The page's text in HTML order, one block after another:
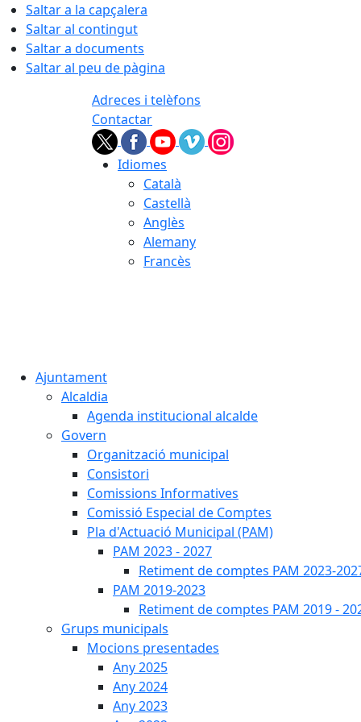
Saltar a la capçalera
Saltar al contingut
Saltar a documents
Saltar al peu de pàgina
Adreces i telèfons
Contactar
Idiomes
Català
Castellà
Anglès
Alemany
Francès
Ajuntament
Alcaldia
Agenda institucional alcalde
Govern
Organització municipal
Consistori
Comissions Informatives
Comissió Especial de Comptes
Pla d'Actuació Municipal (PAM)
PAM 2023 - 2027
Retiment de comptes PAM 2023-
PAM 2019-2023
Retiment de comptes PAM 2019 -
Grups municipals
Mocions presentades
Any 2025
Any 2024
Any 2023